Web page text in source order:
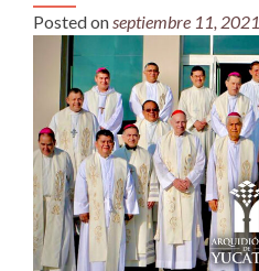
Posted onseptiembre 11, 2021